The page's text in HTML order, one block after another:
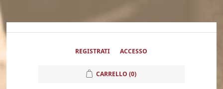
REGISTRATI ACCESSO
CARRELLO (0)